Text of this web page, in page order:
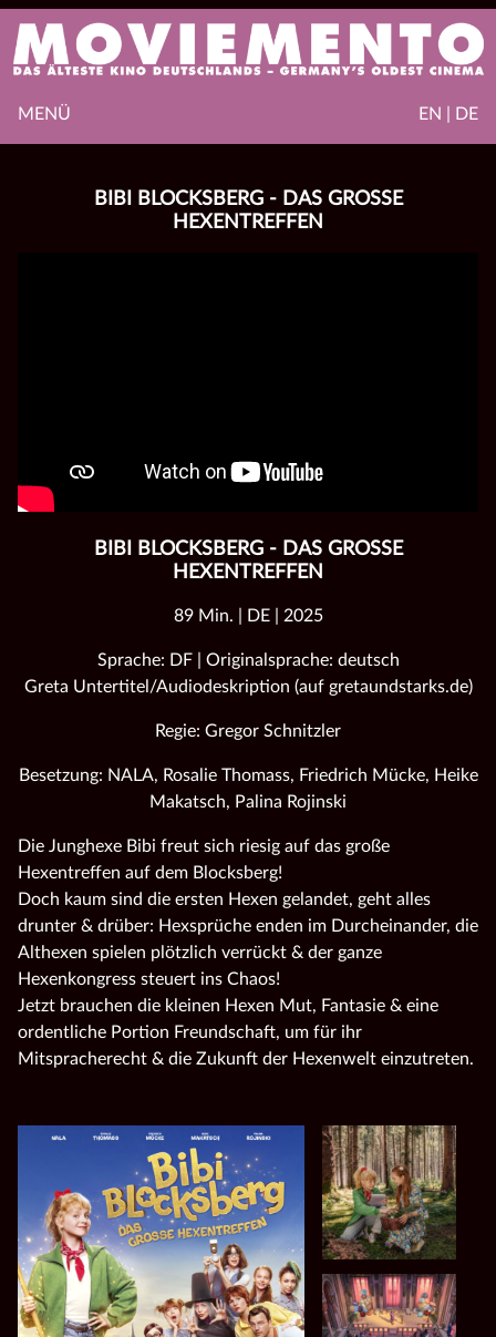
EN | DE
MENÜ
BIBI BLOCKSBERG - DAS GROSSE H
EXENTREFFEN
BIBI BLOCKSBERG - DAS GROSSE H
EXENTREFFEN
89 Min. | DE | 2025
Sprache: DF | Originalsprache: deutsch
Greta Untertitel/Audiodeskription (auf gretaundstarks.de)
Regie: Gregor Schnitzler
Besetzung: NALA, Rosalie Thomass, Friedrich Mücke, Heike
Makatsch, Palina Rojinski
Die Junghexe Bibi freut sich riesig auf das große
Hexentreffen auf dem Blocksberg!
Doch kaum sind die ersten Hexen gelandet, geht alles
drunter & drüber: Hexsprüche enden im Durcheinander, die
Althexen spielen plötzlich verrückt & der ganze
Hexenkongress steuert ins Chaos!
Jetzt brauchen die kleinen Hexen Mut, Fantasie & eine
ordentliche Portion Freundschaft, um für ihr
Mitspracherecht & die Zukunft der Hexenwelt einzutreten.